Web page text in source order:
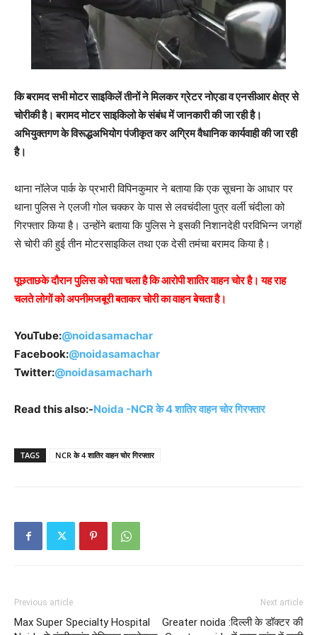
कि बरामद सभी मोटर साइकिलें तीनों ने मिलकर ग्रेटर नोएडा व एनसीआर क्षेत्र से
चोरीकी है। बरामद मोटर साइकिलो के संबंध में जानकारी की जा रही है।
अभियुक्तगण के विरूद्धअभियोग पंजीकृत कर अग्रिम वैधानिक कार्यवाही की जा रही
है।
थाना नॉलेज पार्क के प्रभारी विपिनकुमार ने बताया कि एक सूचना के आधार पर
थाना पुलिस ने एलजी गोल चक्कर के पास से लवचंदीला पुत्र वर्ली चंदीला को
गिरफ्तार किया है। उन्होंने बताया कि पुलिस ने इसकी निशानदेही परविभिन्न जगहों
से चोरी की हुई तीन मोटरसाइकिल तथा एक देसी तमंचा बरामद किया है।
पूछताछके दौरान पुलिस को पता चला है कि आरोपी शातिर वाहन चोर है। यह राह
चलते लोगों को अपनीमजबूरी बताकर चोरी का वाहन बेचता है।
YouTube:@noidasamachar
Facebook:@noidasamachar
Twitter:@noidasamacharh
Read this also:-Noida -NCR के 4 शातिर वाहन चोर गिरफ्तार
TAGS NCR के 4 शातिर वाहन चोर गिरफ्तार
Previous article
Max Super Specialty Hospital
Next article
Greater noida :दिल्ली के डॉक्टर की